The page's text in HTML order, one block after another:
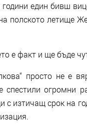
един бивш
полското летище
е факт и ще бъде
просто не е
спестили огромни
с изтичащ срок на